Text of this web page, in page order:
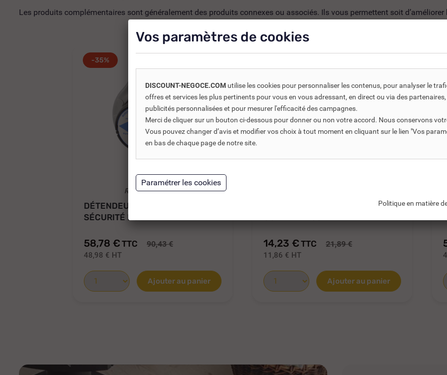
Les produits complémentaires sont généralement des produits connexes ou associés. Ils vous permettent soit
-35%
REF DNC :750531
DÉTENDEUR BUTANE GURTNER À
SÉCURITÉ DSB...
58,78 € TTC 90,43 €
48,98 € HT
Ajouter au panier
14,23 € TTC 21,89 €
11,86 € HT
Ajouter au panier
Vos paramètres de cookies
DISCOUNT-NEGOCE.COM utilise les cookies pour personnaliser les contenus, pour analyser le
offres et services les plus pertinents pour vous en vous adressant, en direct ou via des
publicités personnalisées et pour mesurer l'efficacité des campagnes.
Merci de cliquer sur un bouton ci-dessous pour donner ou non votre accord. Nous conservons
Vous pouvez changer d’avis et modifier vos choix à tout moment en cliquant sur le lien "Vos
en bas de chaque page de notre site.
Politique en matière